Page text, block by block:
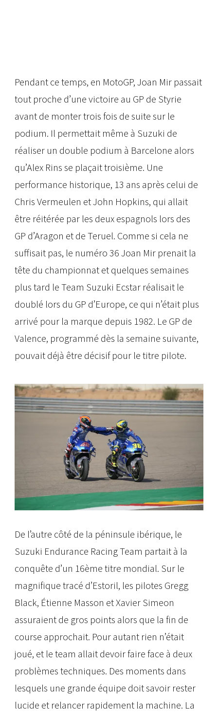
Pendant ce temps, en MotoGP, Joan Mir passait
tout proche d’une victoire au GP de Styrie
avant de monter trois fois de suite sur le
podium. Il permettait même à Suzuki de
réaliser un double podium à Barcelone alors
qu’Alex Rins se plaçait troisième. Une
performance historique, 13 ans après celui de
Chris Vermeulen et John Hopkins, qui allait
être réitérée par les deux espagnols lors des
GP d’Aragon et de Teruel. Comme si cela ne
suffisait pas, le numéro 36 Joan Mir prenait la
tête du championnat et quelques semaines
plus tard le Team Suzuki Ecstar réalisait le
doublé lors du GP d’Europe, ce qui n’était plus
arrivé pour la marque depuis 1982. Le GP de
Valence, programmé dès la semaine suivante,
pouvait déjà être décisif pour le titre pilote.
De l’autre côté de la péninsule ibérique, le
Suzuki Endurance Racing Team partait à la
conquête d’un 16ème titre mondial. Sur le
magnifique tracé d’Estoril, les pilotes Gregg
Black, Étienne Masson et Xavier Simeon
assuraient de gros points alors que la fin de
course approchait. Pour autant rien n’était
joué, et le team allait devoir faire face à deux
problèmes techniques. Des moments dans
lesquels une grande équipe doit savoir rester
lucide et relancer rapidement la machine. La